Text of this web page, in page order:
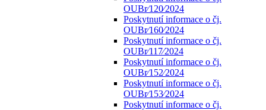
OUBr⁄120⁄2024
Poskytnutí informace o čj.
OUBr⁄160⁄2024
Poskytnutí informace o čj.
OUBr⁄117⁄2024
Poskytnutí informace o čj.
OUBr⁄152⁄2024
Poskytnutí informace o čj.
OUBr⁄153⁄2024
Poskytnutí informace o čj.